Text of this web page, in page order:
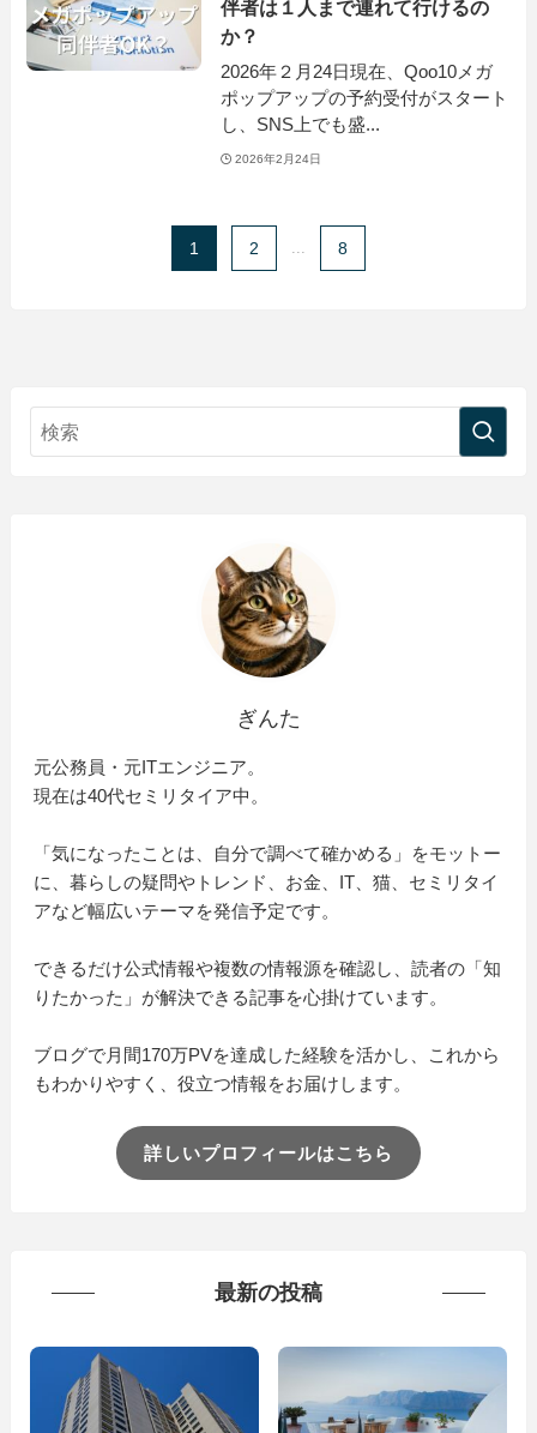
伴者は１人まで連れて行けるの
か？
2026年２月24日現在、Qoo10メガ
ポップアップの予約受付がスタート
し、SNS上でも盛...
2026年2月24日
1 2 8
ぎんた
元公務員・元ITエンジニア。
現在は40代セミリタイア中。
「気になったことは、自分で調べて確かめる」をモットー
に、暮らしの疑問やトレンド、お金、IT、猫、セミリタイ
アなど幅広いテーマを発信予定です。
できるだけ公式情報や複数の情報源を確認し、読者の「知
りたかった」が解決できる記事を心掛けています。
ブログで月間170万PVを達成した経験を活かし、これから
もわかりやすく、役立つ情報をお届けします。
詳しいプロフィールはこちら
最新の投稿